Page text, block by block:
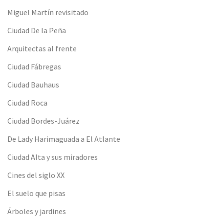
Miguel Martín revisitado
Ciudad De la Peña
Arquitectas al frente
Ciudad Fábregas
Ciudad Bauhaus
Ciudad Roca
Ciudad Bordes-Juárez
De Lady Harimaguada a El Atlante
Ciudad Alta y sus miradores
Cines del siglo XX
El suelo que pisas
Árboles y jardines